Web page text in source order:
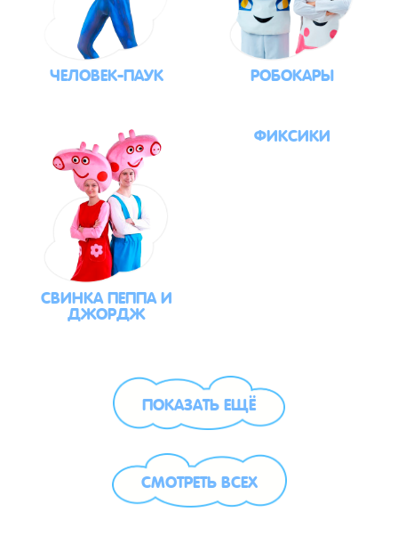
ЧЕЛОВЕК-ПАУК РОБОКАРЫ
СВИНКА ПЕППА И
ДЖОРДЖ
ФИКСИКИ
ПОКАЗАТЬ ЕЩЁ
СМОТРЕТЬ ВСЕХ